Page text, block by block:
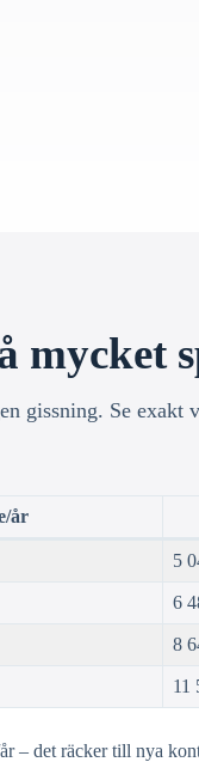
mycket
gissning. Se exakt
år
5
6
8
11
– det räcker till nya